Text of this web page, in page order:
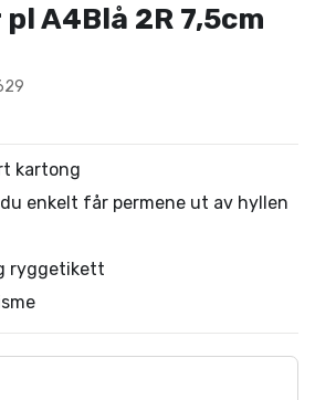
A4Blå 2R 7,5cm
kartong
enkelt får permene ut av hyllen
ryggetikett